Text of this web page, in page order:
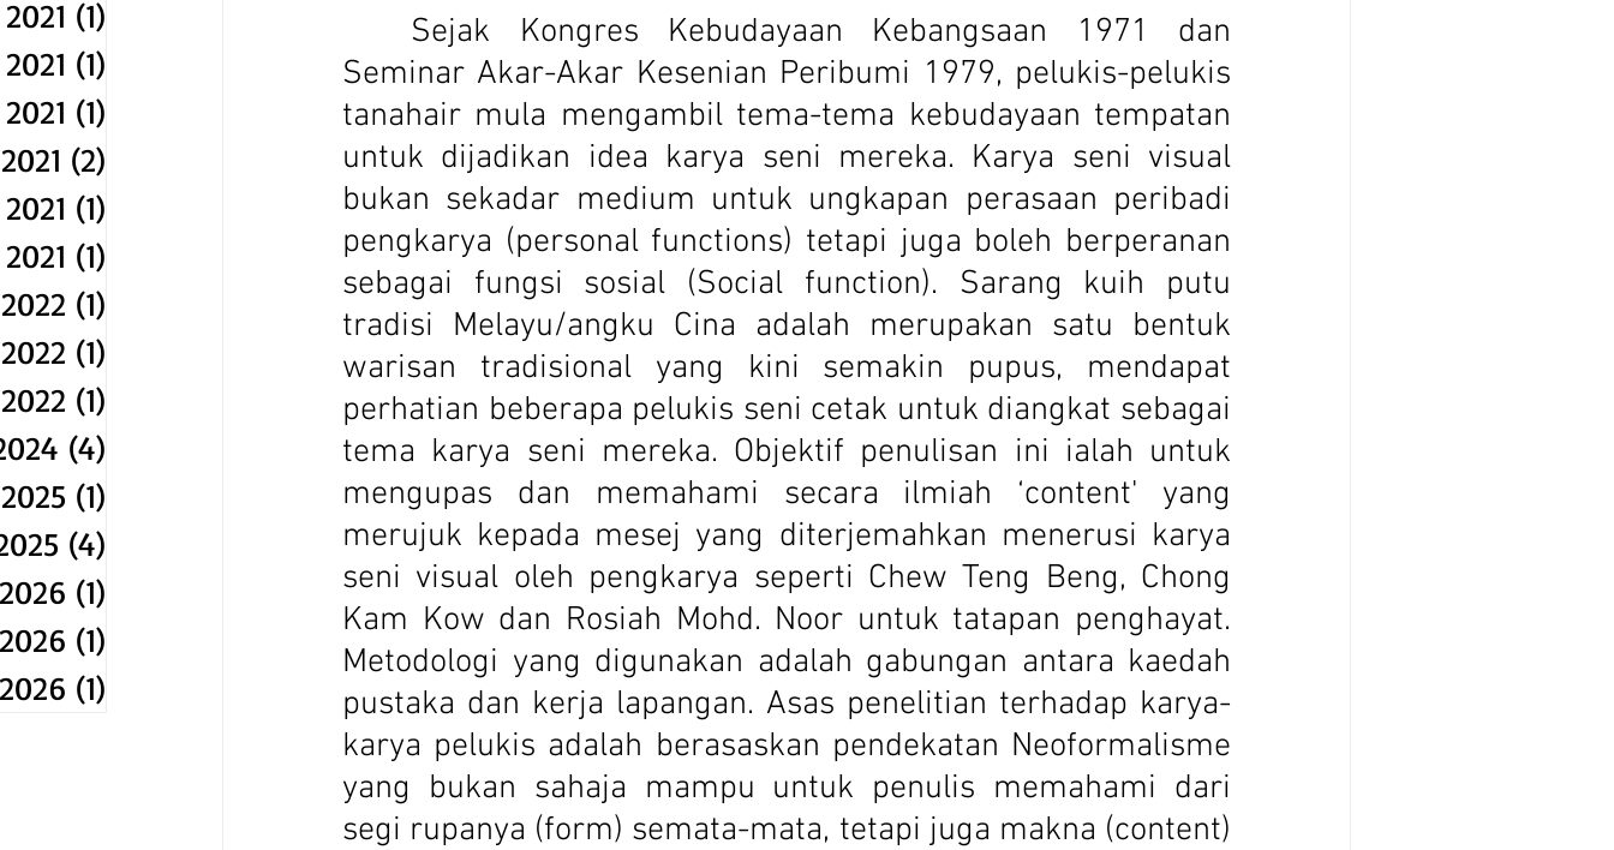
(1)
(1)
(1)
(2)
(1)
(1)
(1)
(1)
(1)
(4)
(1)
(4)
(1)
(1)
(1)
Seminar Akar-Akar Kesenian Peribumi 1979, pelukis-pelukis
tanahair mula mengambil tema-tema kebudayaan tempatan
untuk dijadikan idea karya seni mereka. Karya seni visual
bukan sekadar medium untuk ungkapan perasaan peribadi
pengkarya (personal functions) tetapi juga boleh berperanan
sebagai fungsi sosial (Social function). Sarang kuih putu
tradisi Melayu/angku Cina adalah merupakan satu bentuk
warisan tradisional yang kini semakin pupus, mendapat
perhatian beberapa pelukis seni cetak untuk diangkat sebagai
tema karya seni mereka. Objektif penulisan ini ialah untuk
mengupas dan memahami secara ilmiah ‘content' yang
merujuk kepada mesej yang diterjemahkan menerusi karya
seni visual oleh pengkarya seperti Chew Teng Beng, Chong
Kam Kow dan Rosiah Mohd. Noor untuk tatapan penghayat.
Metodologi yang digunakan adalah gabungan antara kaedah
pustaka dan kerja lapangan. Asas penelitian terhadap karya-
karya pelukis adalah berasaskan pendekatan Neoformalisme
yang bukan sahaja mampu untuk penulis memahami dari
segi rupanya (form) semata-mata, tetapi juga makna (content)